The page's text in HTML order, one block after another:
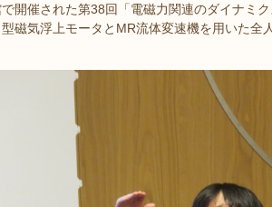
開催された第38回「電磁力関連のダイナミ
型磁気浮上モータとMR流体変速機を用いた